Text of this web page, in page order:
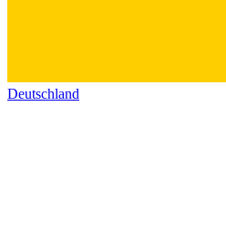
Deutschland